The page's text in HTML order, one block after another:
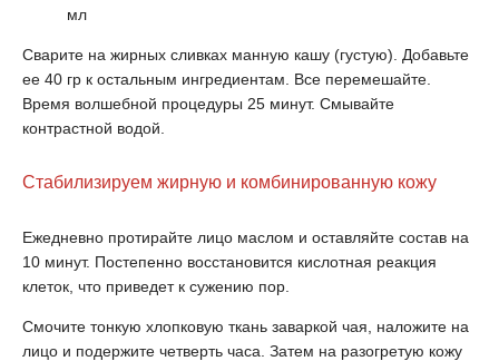
мл
Сварите на жирных сливках манную кашу (густую). Добавьте
ее 40 гр к остальным ингредиентам. Все перемешайте.
Время волшебной процедуры 25 минут. Смывайте
контрастной водой.
Стабилизируем жирную и комбинированную кожу
Ежедневно протирайте лицо маслом и оставляйте состав на
10 минут. Постепенно восстановится кислотная реакция
клеток, что приведет к сужению пор.
Смочите тонкую хлопковую ткань заваркой чая, наложите на
лицо и подержите четверть часа. Затем на разогретую кожу